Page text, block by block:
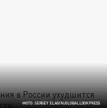
ФОТО: SERGEY ELAGIN/GLOBALLOOKPRESS